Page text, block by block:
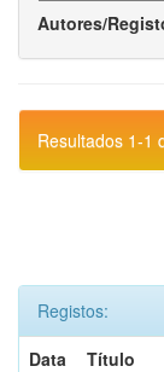
Autores/
Resultados 1-1
Registos:
Data
Título